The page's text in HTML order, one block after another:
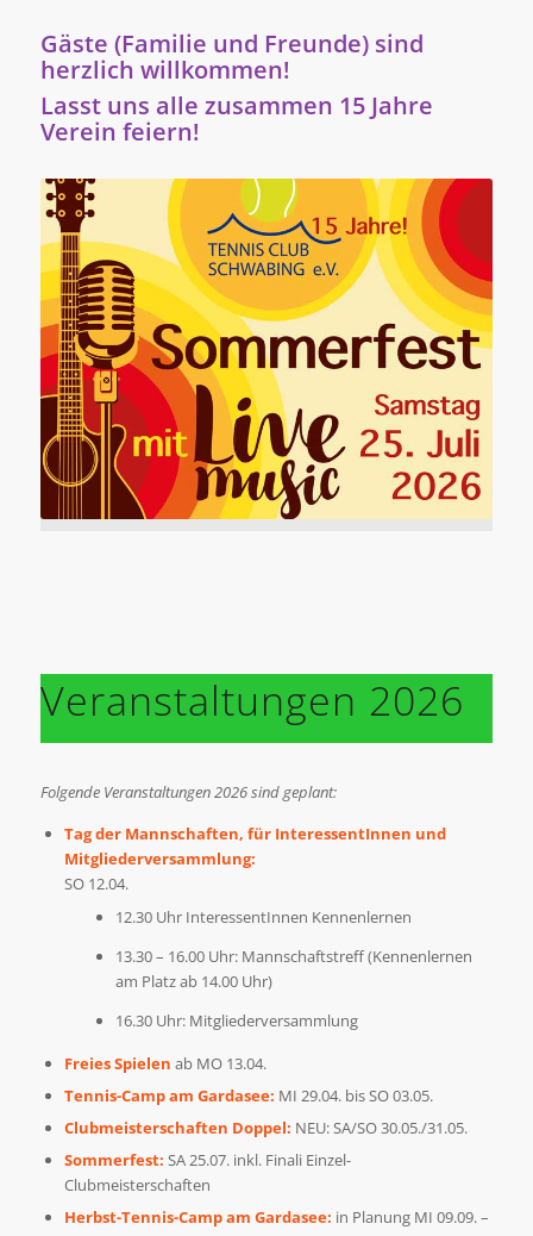
Gäste (Familie und Freunde) sind
herzlich willkommen!
Lasst uns alle zusammen 15 Jahre
Verein feiern!
Veranstaltungen 2026
Folgende Veranstaltungen 2026 sind geplant:
Tag der Mannschaften, für InteressentInnen und
Mitgliederversammlung:
SO 12.04.
12.30 Uhr InteressentInnen Kennenlernen
13.30 – 16.00 Uhr: Mannschaftstreff (Kennenlernen
am Platz ab 14.00 Uhr)
16.30 Uhr: Mitgliederversammlung
Freies Spielen ab MO 13.04.
Tennis-Camp am Gardasee: MI 29.04. bis SO 03.05.
Clubmeisterschaften Doppel: NEU: SA/SO 30.05./31.05.
Sommerfest: SA 25.07. inkl. Finali Einzel-
Clubmeisterschaften
Herbst-Tennis-Camp am Gardasee: in Planung MI 09.09. –